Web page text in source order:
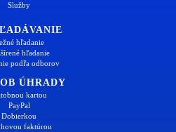
Služby
hľadanie
hľadanie
podľa odborov
ÚHRADY
kartou
PayPal
Dobierkou
faktúrou